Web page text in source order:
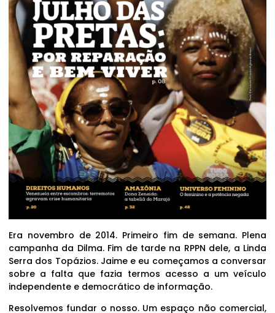
Era novembro de 2014. Primeiro fim de semana. Plena
campanha da Dilma. Fim de tarde na RPPN dele, a Linda
Serra dos Topázios. Jaime e eu começamos a conversar
sobre a falta que fazia termos acesso a um veículo
independente e democrático de informação.
Resolvemos fundar o nosso. Um espaço não comercial,